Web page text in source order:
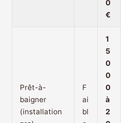
0
€
Prêt-à-
baigner
(installation
F
ai
bl
1
5
0
0
0
à
2